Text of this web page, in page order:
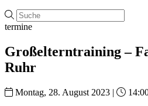
termine
Großelterntraining –
Ruhr
Montag, 28. August 2023 |